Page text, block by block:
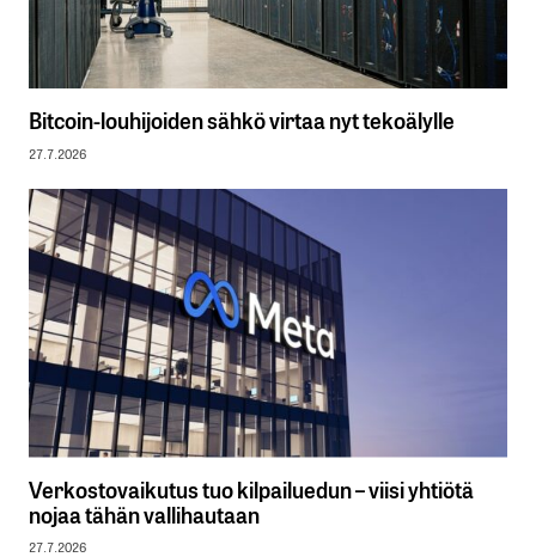
Bitcoin-louhijoiden sähkö virtaa nyt tekoälylle
27.7.2026
Verkostovaikutus tuo kilpailuedun – viisi yhtiötä
nojaa tähän vallihautaan
27.7.2026